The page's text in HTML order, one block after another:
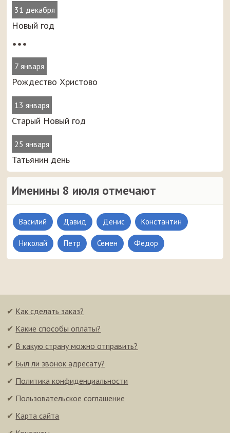
31 декабря
Новый год
•••
7 января
Рождество Христово
13 января
Старый Новый год
25 января
Татьянин день
Именины 8 июля отмечают
Василий Давид Денис Константин
Николай Петр Семен Федор
✔ Как сделать заказ?
✔ Какие способы оплаты?
✔ В какую страну можно отправить?
✔ Был ли звонок адресату?
✔ Политика конфиденциальности
✔ Пользовательское соглашение
✔ Карта сайта